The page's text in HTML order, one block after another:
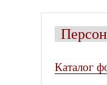
Каталог